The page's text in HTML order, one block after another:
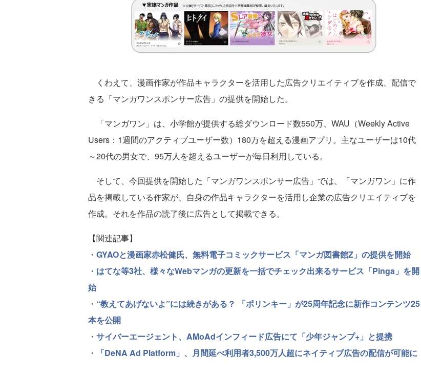
くわえて、漫画作家が作品キャラクターを活用した広告クリエイティブを作成、配信で
きる「マンガワンスポンサー広告」の提供を開始した。
「マンガワン」は、小学館が提供する総ダウンロード数550万、WAU（Weekly Active
Users：1週間のアクティブユーザー数）180万を超える漫画アプリ。主なユーザーは10代
～20代の男女で、95万人を超えるユーザーが毎日利用している。
そして、今回提供を開始した「マンガワンスポンサー広告」では、「マンガワン」に作
品を掲載している作家が、自身の作品キャラクターを活用し企業の広告クリエイティブを
作成。それを作品の読了後に広告として掲載できる。
【関連記事】
・ GYAOと漫画家赤松健氏、無料電子コミックサービス「マンガ図書館Z」の提供を開始
・ はてな等3社、様々なWebマンガの更新を一括でチェック出来るサービス「Pinga」を開
始
・ “教えてあげないよ”には続きがある？ 「ポリンキー」が25周年記念に新作コンテンツ25
本を公開
・ サイバーエージェント、AMoAdインフィード広告にて「少年ジャンプ+」と提携
・
「DeNA Ad Platform」、月間延べ利用者3,500万人超にネイティブ広告の配信が可能に